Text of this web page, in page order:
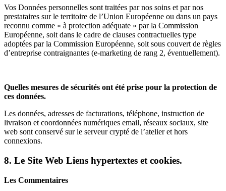
Vos Données personnelles sont traitées par nos soins et par nos
prestataires sur le territoire de l’Union Européenne ou dans un pays
reconnu comme « à protection adéquate » par la Commission
Européenne, soit dans le cadre de clauses contractuelles type
adoptées par la Commission Européenne, soit sous couvert de règles
d’entreprise contraignantes (e-marketing de rang 2, éventuellement).
Quelles mesures de sécurités ont été prise pour la protection de
ces données.
Les données, adresses de facturations, téléphone, instruction de
livraison et coordonnées numériques email, réseaux sociaux, site
web sont conservé sur le serveur crypté de l’atelier et hors
connexions.
8. Le Site Web Liens hypertextes et cookies.
Les Commentaires